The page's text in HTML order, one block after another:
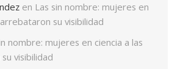
en Las sin nombre: mujeres en
su visibilidad
nombre: mujeres en ciencia a las
visibilidad